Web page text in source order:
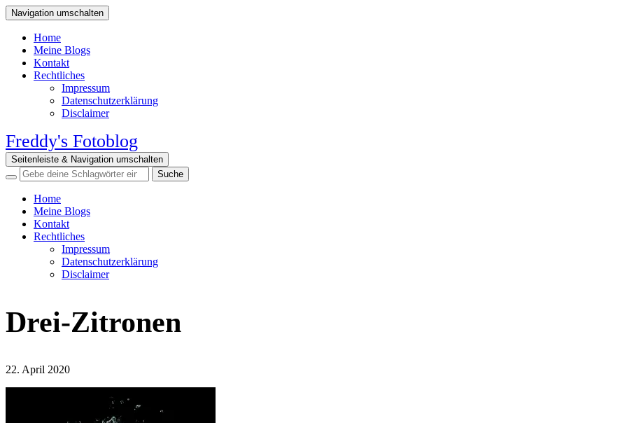
Navigation umschalten
Home
Meine Blogs
Kontakt
Rechtliches
Impressum
Datenschutzerklärung
Disclaimer
Freddy's Fotoblog
Seitenleiste & Navigation umschalten
Home
Meine Blogs
Kontakt
Rechtliches
Impressum
Datenschutzerklärung
Disclaimer
Drei-Zitronen
22. April 2020